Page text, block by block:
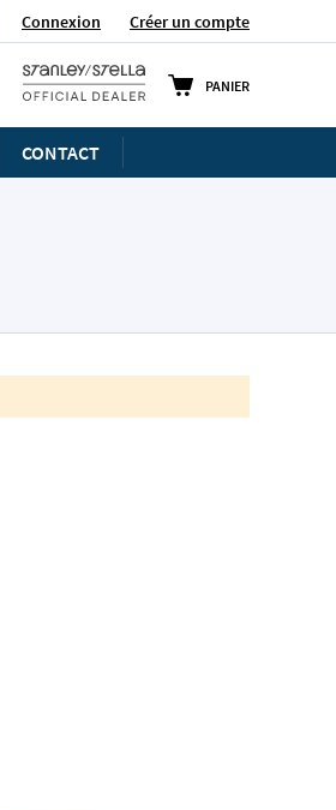
Connexion Créer un compte
PANIER
CONTACT